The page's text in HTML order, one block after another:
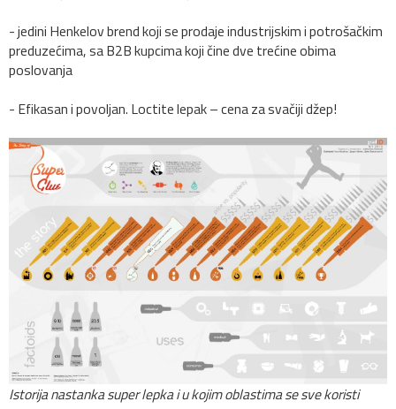
- jedini Henkelov brend koji se prodaje industrijskim i potrošačkim
preduzećima, sa B2B kupcima koji čine dve trećine obima
poslovanja
- Efikasan i povoljan. Loctite lepak – cena za svačiji džep!
Istorija nastanka super lepka i u kojim oblastima se sve koristi